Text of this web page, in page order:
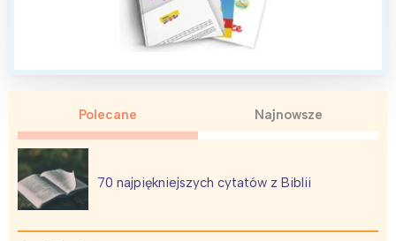
Polecane Najnowsze
70 najpiękniejszych cytatów z Biblii